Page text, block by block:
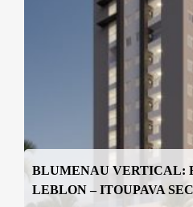
BLUMENAU VERTICAL:
LEBLON – ITOUPAVA